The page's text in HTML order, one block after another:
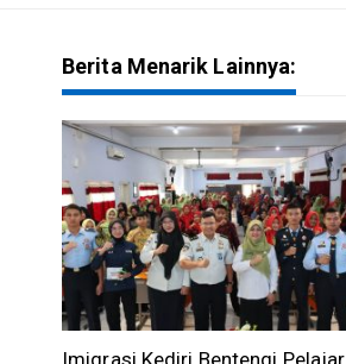
Berita Menarik Lainnya: